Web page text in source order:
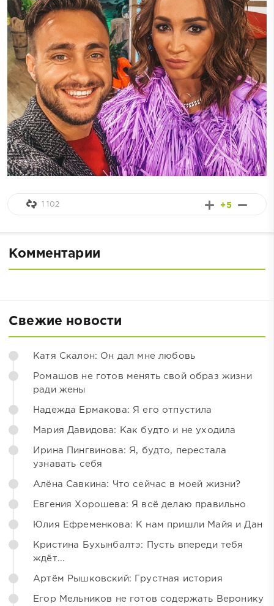
+5
1 102
Комментарии
Свежие новости
Катя Скалон: Он дал мне любовь
Ромашов не готов менять свой образ жизни
ради жены
Надежда Ермакова: Я его отпустила
Мария Давидова: Как будто и не уходила
Ирина Пингвинова: Я, будто, перестала
узнавать себя
Алёна Савкина: Что сейчас в моей жизни?
Евгения Хорошева: Я всё делаю правильно
Юлия Ефременкова: К нам пришли Майя и Дан
Кристина Бухынбалтэ: Пусть впереди тебя
ждёт...
Артём Рышковский: Грустная история
Егор Мельников не готов содержать Веронику